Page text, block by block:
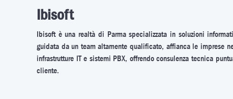
Ibisoft
Ibisoft è una realtà di Parma specializzata in soluzioni
guidata da un team altamente qualificato, affianca le imprese
infrastrutture IT e sistemi PBX, offrendo consulenza tecnica
cliente.